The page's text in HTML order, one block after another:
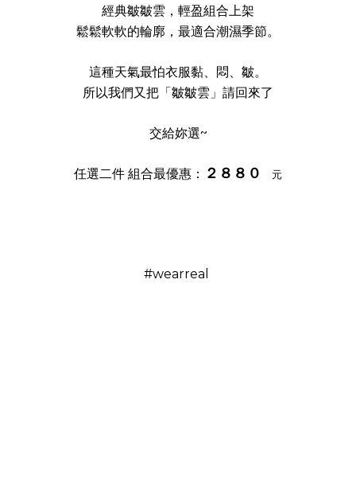
經典皺皺雲，輕盈組合上架
鬆鬆軟軟的輪廓，最適合潮濕季節。
這種天氣最怕衣服黏、悶、皺。
所以我們又把「皺皺雲」請回來了
交給妳選~
任選二件 組合最優惠： ２８８０ 元
#wearreal